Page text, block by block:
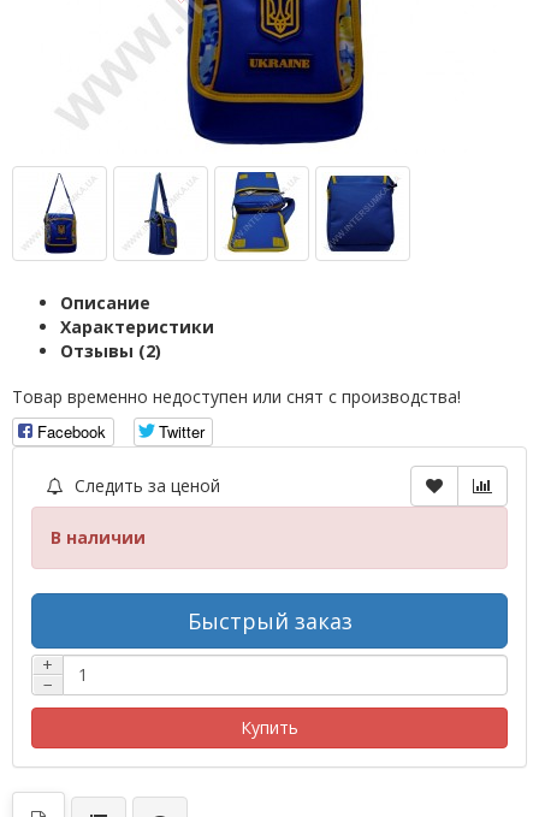
Описание
Характеристики
Отзывы (2)
Товар временно недоступен или снят с производства!
Facebook
Twitter
Следить за ценой
В наличии
Быстрый заказ
+
−
Купить